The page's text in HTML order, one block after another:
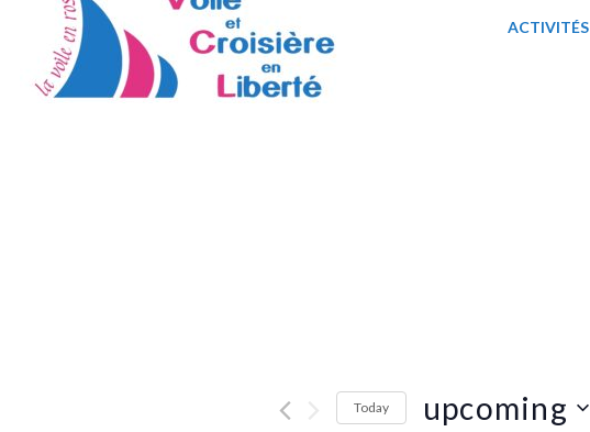
ACTIVITÉS
Today upcoming